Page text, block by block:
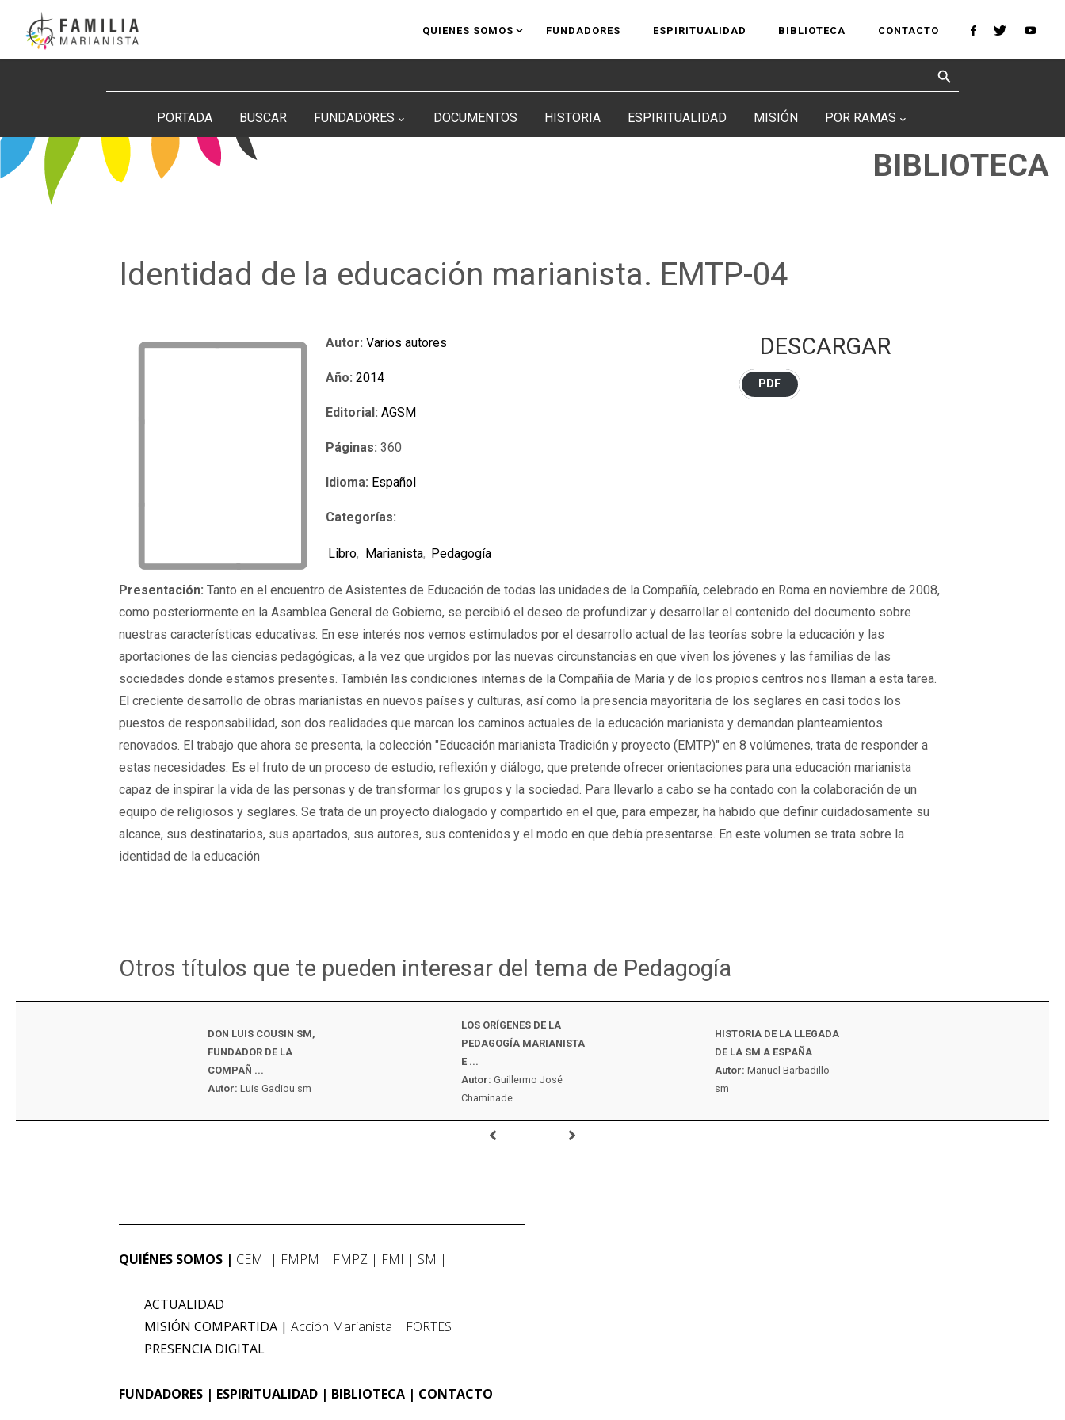
contenido
QUIENES SOMOS FUNDADORES ESPIRITUALIDAD BIBLIOTECA CONTACTO
Search Button
PORTADA BUSCAR FUNDADORES DOCUMENTOS HISTORIA ESPIRITUALIDAD MISIÓN POR RAMAS
BIBLIOTECA
Identidad de la educación marianista. EMTP-04
Autor: Varios autores
Año: 2014
Editorial: AGSM
Páginas: 360
Idioma: Español
Categorías:
Libro, Marianista, Pedagogía
DESCARGAR
PDF
Presentación: Tanto en el encuentro de Asistentes de Educación de todas las unidades de la Compañía, celebrado en Roma en noviembre de 2008,
como posteriormente en la Asamblea General de Gobierno, se percibió el deseo de profundizar y desarrollar el contenido del documento sobre
nuestras características educativas. En ese interés nos vemos estimulados por el desarrollo actual de las teorías sobre la educación y las
aportaciones de las ciencias pedagógicas, a la vez que urgidos por las nuevas circunstancias en que viven los jóvenes y las familias de las
sociedades donde estamos presentes. También las condiciones internas de la Compañía de María y de los propios centros nos llaman a esta tarea.
El creciente desarrollo de obras marianistas en nuevos países y culturas, así como la presencia mayoritaria de los seglares en casi todos los
puestos de responsabilidad, son dos realidades que marcan los caminos actuales de la educación marianista y demandan planteamientos
renovados. El trabajo que ahora se presenta, la colección "Educación marianista Tradición y proyecto (EMTP)" en 8 volúmenes, trata de responder a
estas necesidades. Es el fruto de un proceso de estudio, reflexión y diálogo, que pretende ofrecer orientaciones para una educación marianista
capaz de inspirar la vida de las personas y de transformar los grupos y la sociedad. Para llevarlo a cabo se ha contado con la colaboración de un
equipo de religiosos y seglares. Se trata de un proyecto dialogado y compartido en el que, para empezar, ha habido que definir cuidadosamente su
alcance, sus destinatarios, sus apartados, sus autores, sus contenidos y el modo en que debía presentarse. En este volumen se trata sobre la
identidad de la educación
Otros títulos que te pueden interesar del tema de Pedagogía
DON LUIS COUSIN SM,
FUNDADOR DE LA
COMPAÑ ...
Autor: Luis Gadiou sm
LOS ORÍGENES DE LA
PEDAGOGÍA MARIANISTA
E ...
Autor: Guillermo José
Chaminade
HISTORIA DE LA LLEGADA
DE LA SM A ESPAÑA
Autor: Manuel Barbadillo
sm
QUIÉNES SOMOS CEMI FMPM FMPZ FMI SM
ACTUALIDAD
MISIÓN COMPARTIDA
Acción Marianista
FORTES
PRESENCIA DIGITAL
FUNDADORES ESPIRITUALIDAD BIBLIOTECA CONTACTO